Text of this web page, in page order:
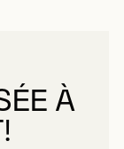
À